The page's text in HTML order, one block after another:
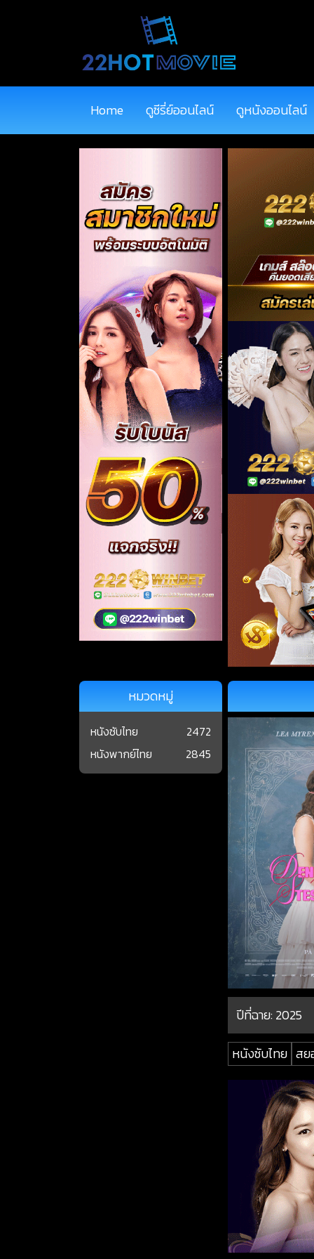
Home ดูซีรี่ย์ออนไลน์ ดูหนังออนไลน์
ปีที่ฉาย:2025
หนังซับไทย ส
หมวดหมู่
หนังซับไทย
2472
หนังพากย์ไทย
2845